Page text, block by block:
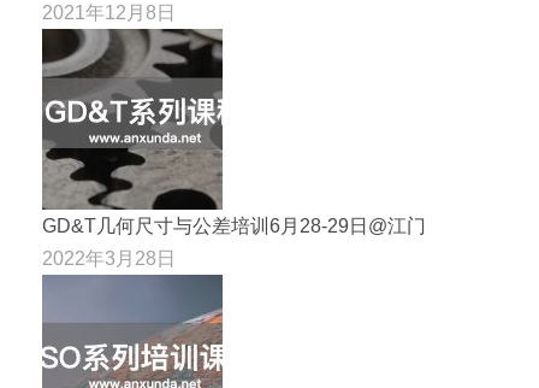
2021年12月8日
GD&T几何尺寸与公差培训6月28-29日@江门
2022年3月28日